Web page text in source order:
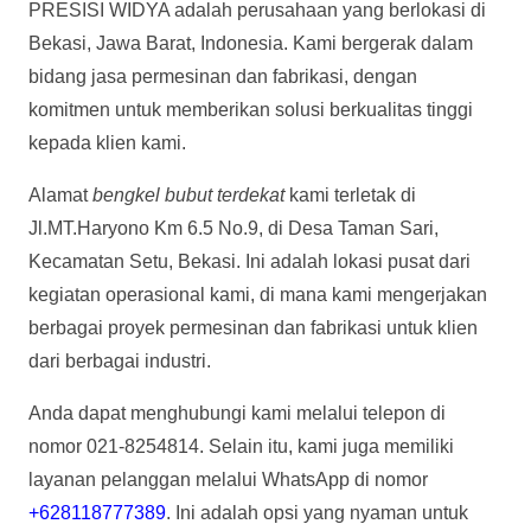
PRESISI WIDYA adalah perusahaan yang berlokasi di
Bekasi, Jawa Barat, Indonesia. Kami bergerak dalam
bidang jasa permesinan dan fabrikasi, dengan
komitmen untuk memberikan solusi berkualitas tinggi
kepada klien kami.
Alamatbengkel bubut terdekatkami terletak di
Jl.MT.Haryono Km 6.5 No.9, di Desa Taman Sari,
Kecamatan Setu, Bekasi. Ini adalah lokasi pusat dari
kegiatan operasional kami, di mana kami mengerjakan
berbagai proyek permesinan dan fabrikasi untuk klien
dari berbagai industri.
Anda dapat menghubungi kami melalui telepon di
nomor 021-8254814. Selain itu, kami juga memiliki
layanan pelanggan melalui WhatsApp di nomor
+628118777389. Ini adalah opsi yang nyaman untuk